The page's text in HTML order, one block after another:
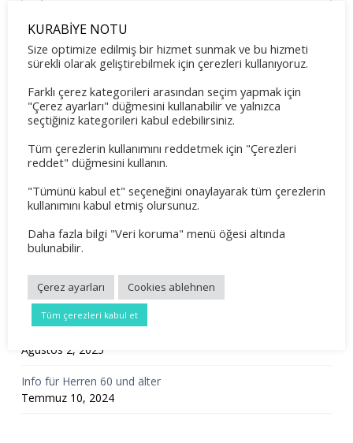
Son Yazılar
Tennis Sommercamp für Kinder und Jugendliche 2026
Mayıs 31, 2026
Mayıs 8, 2026
OGS Training Mai 2026
Mayıs 8, 2026
Mixedturnier 2026
Mart 23, 2026
Mitgliederversammlung 2026
Şubat 24, 2026
Ağustos 2, 2025
Info für Herren 60 und älter
Temmuz 10, 2024
KURABİYE NOTU
Size optimize edilmiş bir hizmet sunmak ve bu hizmeti
sürekli olarak geliştirebilmek için çerezleri kullanıyoruz.
Farklı çerez kategorileri arasından seçim yapmak için
"Çerez ayarları" düğmesini kullanabilir ve yalnızca
seçtiğiniz kategorileri kabul edebilirsiniz.
Tüm çerezlerin kullanımını reddetmek için "Çerezleri
reddet" düğmesini kullanın.
"Tümünü kabul et" seçeneğini onaylayarak tüm çerezlerin
kullanımını kabul etmiş olursunuz.
Daha fazla bilgi "Veri koruma" menü öğesi altında
bulunabilir.
Çerez ayarları Cookies ablehnen
Tüm çerezleri kabul et